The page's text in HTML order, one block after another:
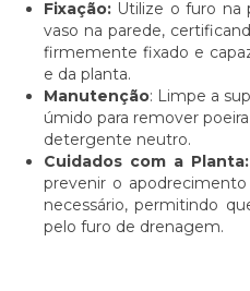
Fixação: Utilize o furo na
vaso na parede,
firmemente fixado e
e da planta.
Manutenção: Limpe a
úmido para remover
detergente neutro.
Cuidados com a Planta:
prevenir o
necessário, permitindo
pelo furo de drenagem.